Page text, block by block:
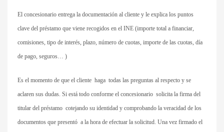
El concesionario entrega la documentación al cliente y le explica los puntos
clave del préstamo que viene recogidos en el INE (importe total a financiar,
comisiones, tipo de interés, plazo, número de cuotas, importe de las cuotas, día
de pago, seguros… )
Es el momento de que el cliente haga todas las preguntas al respecto y se
aclaren sus dudas. Si está todo conforme el concesionario solicita la firma del
titular del préstamo cotejando su identidad y comprobando la veracidad de los
documentos que presentó a la hora de efectuar la solicitud. Una vez firmado el